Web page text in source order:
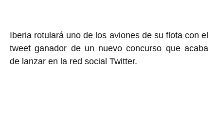
Iberia rotulará uno de los aviones de su flota con el
tweet ganador de un nuevo concurso que acaba
de lanzar en la red social Twitter.